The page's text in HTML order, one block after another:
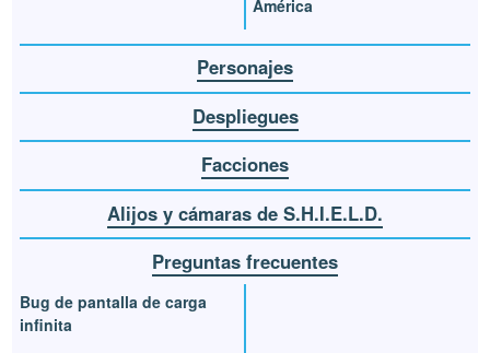
América
Personajes
Despliegues
Facciones
Alijos y cámaras de S.H.I.E.L.D.
Preguntas frecuentes
Bug de pantalla de carga
infinita